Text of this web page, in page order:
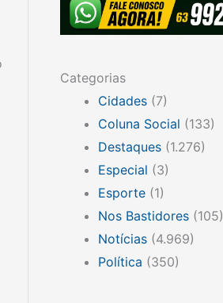
Categorias
Cidades (7)
Coluna Social (133)
Destaques (1.276)
Especial (3)
Esporte (1)
Nos Bastidores (105)
Notícias (4.969)
Política (350)